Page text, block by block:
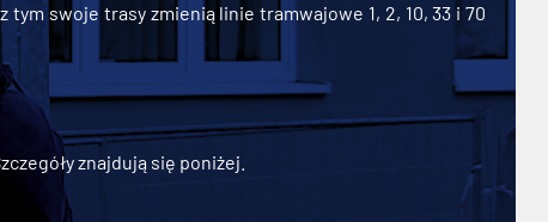
swoje trasy zmienią linie tramwajowe 1, 2, 10, 33 i 70
znajdują się poniżej.